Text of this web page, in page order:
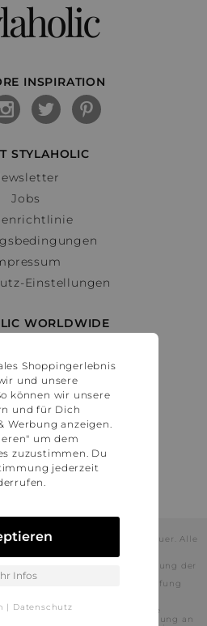
INSPIRATION
STYLAHOLIC
Jobs
Einstellungen
WORLDWIDE
Österreich
Schweiz
France
States
gesetzlichen Mehrwertsteuer. Alle
Rabatte, die durch die Nutzung der
unserer Partner voraussichtlich
führt keine vollständige Prüfung
es kann daher in Einzelfällen
abweichend von unserem
Shop nicht oder nur teilweise
hinaus kann deren Verwendung an
Shoppingerlebnis
und unsere
können wir unsere
und für Dich
Werbung anzeigen.
um dem
zuzustimmen. Du
jederzeit
Infos
| Datenschutz